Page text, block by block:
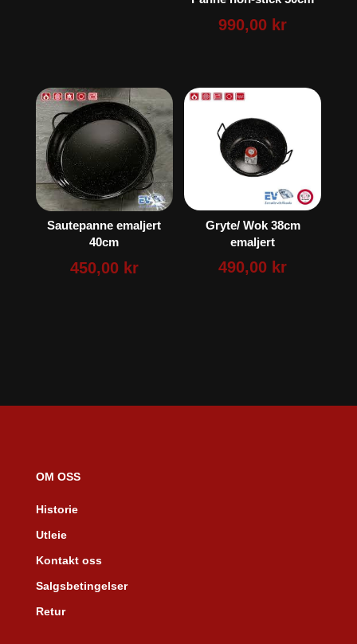
990,00 kr
Sautepanne emaljert
40cm
450,00 kr
Gryte/ Wok 38cm
emaljert
490,00 kr
OM OSS
Historie
Utleie
Kontakt oss
Salgsbetingelser
Retur